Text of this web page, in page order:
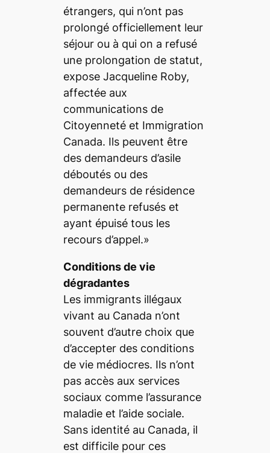
étrangers, qui n’ont pas
prolongé officiellement leur
séjour ou à qui on a refusé
une prolongation de statut,
expose Jacqueline Roby,
affectée aux
communications de
Citoyenneté et Immigration
Canada. Ils peuvent être
des demandeurs d’asile
déboutés ou des
demandeurs de résidence
permanente refusés et
ayant épuisé tous les
recours d’appel.»
Conditions de vie
dégradantes
Les immigrants illégaux
vivant au Canada n’ont
souvent d’autre choix que
d’accepter des conditions
de vie médiocres. Ils n’ont
pas accès aux services
sociaux comme l’assurance
maladie et l’aide sociale.
Sans identité au Canada, il
est difficile pour ces